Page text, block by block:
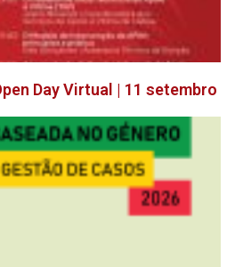
Day Virtual | 11 setembro